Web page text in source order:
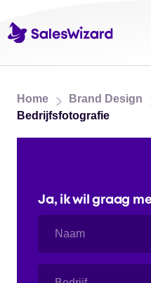
Home Brand Design
Bedrijfsfotografie
Ja, ik wil graag